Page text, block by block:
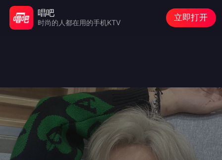
唱吧
时尚的人都在用的手机KTV
立即打开